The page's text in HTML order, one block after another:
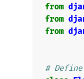
from
from
from
# Define